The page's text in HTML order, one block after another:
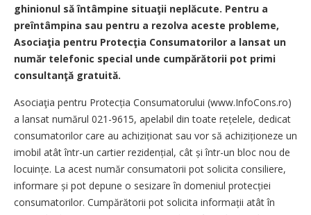
ghinionul să întâmpine situaţii neplăcute. Pentru a
preîntâmpina sau pentru a rezolva aceste probleme,
Asociaţia pentru Protecţia Consumatorilor a lansat un
număr telefonic special unde cumpărătorii pot primi
consultanţă gratuită.
Asociaţia pentru Protecția Consumatorului (www.InfoCons.ro)
a lansat numărul 021-9615, apelabil din toate rețelele, dedicat
consumatorilor care au achi­ziționat sau vor să achizițio­neze un
imobil atât într-un cartier rezidențial, cât și într-un bloc nou de
locuințe. La acest număr consumatorii pot solicita consiliere,
informare și pot depune o sesizare în domeniul protecției
consumatorilor. Cumpărătorii pot solicita informații atât în